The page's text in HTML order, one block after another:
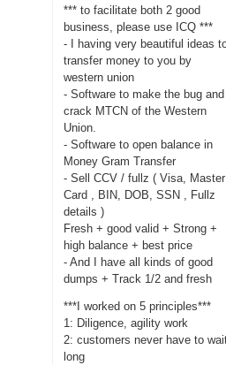
*** to facilitate both 2 good
business, please use ICQ ***
- I having very beautiful ideas
transfer money to you by
western union
- Software to make the bug and
crack MTCN of the Western
Union.
- Software to open balance in
Money Gram Transfer
- Sell CCV / fullz ( Visa, Master
Card , BIN, DOB, SSN , Fullz
details )
Fresh + good valid + Strong +
high balance + best price
- And I have all kinds of good
dumps + Track 1/2 and fresh
***I worked on 5 principles***
1: Diligence, agility work
2: customers never have to
long